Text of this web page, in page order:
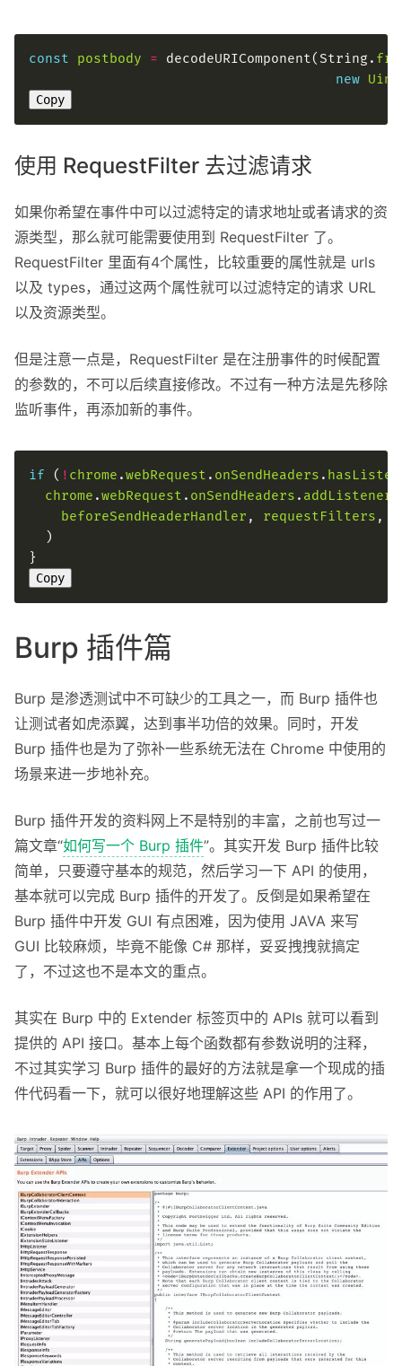
const postbody = decodeURIComponent(String.
new
Copy
使用 RequestFilter 去过滤请求
如果你希望在事件中可以过滤特定的请求地址或者请求的资
源类型，那么就可能需要使用到 RequestFilter 了。
RequestFilter 里面有4个属性，比较重要的属性就是 urls
以及 types，通过这两个属性就可以过滤特定的请求 URL
以及资源类型。
但是注意一点是，RequestFilter 是在注册事件的时候配置
的参数的，不可以后续直接修改。不过有一种方法是先移除
监听事件，再添加新的事件。
if ( ! chrome .webRequest . onSendHeaders .
chrome .webRequest . onSendHeaders . addListener
beforeSendHeaderHandler , requestFilters ,
Copy
Burp 插件篇
Burp 是渗透测试中不可缺少的工具之一，而 Burp 插件也
让测试者如虎添翼，达到事半功倍的效果。同时，开发
Burp 插件也是为了弥补一些系统无法在 Chrome 中使用的
场景来进一步地补充。
Burp 插件开发的资料网上不是特别的丰富，之前也写过一
篇文章“如何写一个 Burp 插件”。其实开发 Burp 插件比较
简单，只要遵守基本的规范，然后学习一下 API 的使用，
基本就可以完成 Burp 插件的开发了。反倒是如果希望在
Burp 插件中开发 GUI 有点困难，因为使用 JAVA 来写
GUI 比较麻烦，毕竟不能像 C# 那样，妥妥拽拽就搞定
了，不过这也不是本文的重点。
其实在 Burp 中的 Extender 标签页中的 APIs 就可以看到
提供的 API 接口。基本上每个函数都有参数说明的注释，
不过其实学习 Burp 插件的最好的方法就是拿一个现成的插
件代码看一下，就可以很好地理解这些 API 的作用了。